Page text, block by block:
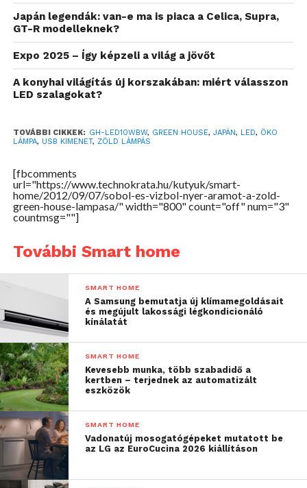
Japán legendák: van-e ma is piaca a Celica, Supra,
GT-R modelleknek?
Expo 2025 – Így képzeli a világ a jövőt
A konyhai világítás új korszakában: miért válasszon
LED szalagokat?
TOVÁBBI CIKKEK: GH-LED10WBW, GREEN HOUSE, JAPÁN, LED, ÖKO
LÁMPA, USB KIMENET, ZÖLD LÁMPÁS
[fbcomments
url="https://www.technokrata.hu/kutyuk/smart-
home/2012/09/07/sobol-es-vizbol-nyer-aramot-a-zold-
green-house-lampasa/" width="800" count="off" num="3"
countmsg=""]
További Smart home
SMART HOME
A Samsung bemutatja új klímamegoldásait
és megújult lakossági légkondicionáló
kínálatát
SMART HOME
Kevesebb munka, több szabadidő a
kertben – terjednek az automatizált
eszközök
SMART HOME
Vadonatúj mosogatógépeket mutatott be
az LG az EuroCucina 2026 kiállításon